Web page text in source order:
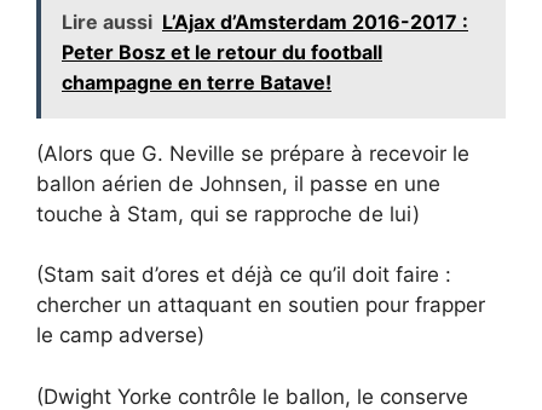
Lire aussi L’Ajax d’Amsterdam 2016-2017 :
Peter Bosz et le retour du football
champagne en terre Batave!
(Alors que G. Neville se prépare à recevoir le
ballon aérien de Johnsen, il passe en une
touche à Stam, qui se rapproche de lui)
(Stam sait d’ores et déjà ce qu’il doit faire :
chercher un attaquant en soutien pour frapper
le camp adverse)
(Dwight Yorke contrôle le ballon, le conserve